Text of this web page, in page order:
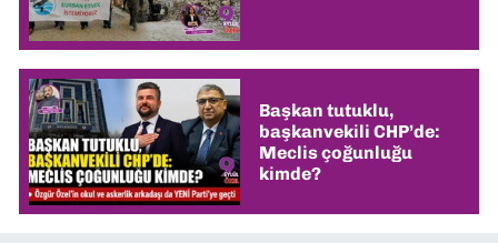
Başkan tutuklu,
başkanvekili CHP’de:
Meclis çoğunluğu
kimde?